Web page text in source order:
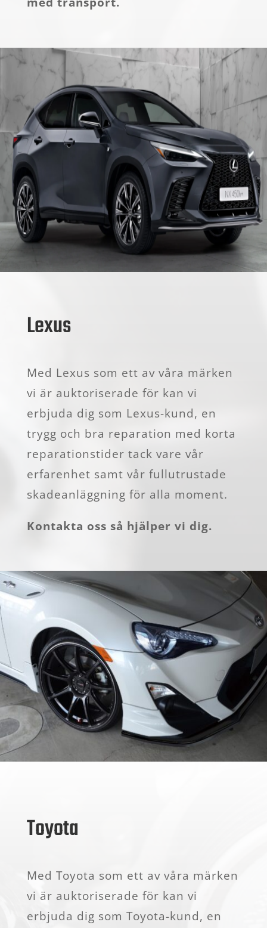
Lexus
Med Lexus som ett av våra märken
vi är auktoriserade för kan vi
erbjuda dig som Lexus-kund, en
trygg och bra reparation med korta
reparationstider tack vare vår
erfarenhet samt vår fullutrustade
skadeanläggning för alla moment.
Kontakta oss så hjälper vi dig.
Toyota
Med Toyota som ett av våra märken
vi är auktoriserade för kan vi
erbjuda dig som Toyota-kund, en